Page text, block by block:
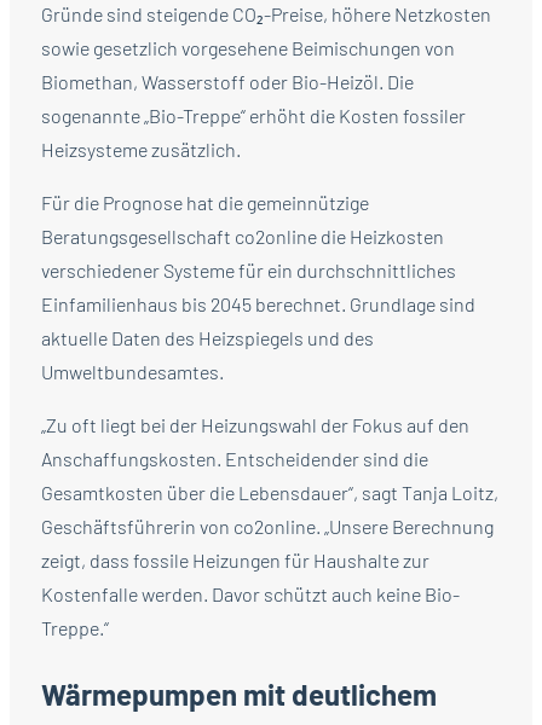
Gründe sind steigende CO₂-Preise, höhere Netzkosten
sowie gesetzlich vorgesehene Beimischungen von
Biomethan, Wasserstoff oder Bio-Heizöl. Die
sogenannte „Bio-Treppe“ erhöht die Kosten fossiler
Heizsysteme zusätzlich.
Für die Prognose hat die gemeinnützige
Beratungsgesellschaft co2online die Heizkosten
verschiedener Systeme für ein durchschnittliches
Einfamilienhaus bis 2045 berechnet. Grundlage sind
aktuelle Daten des Heizspiegels und des
Umweltbundesamtes.
„Zu oft liegt bei der Heizungswahl der Fokus auf den
Anschaffungskosten. Entscheidender sind die
Gesamtkosten über die Lebensdauer“, sagt Tanja Loitz,
Geschäftsführerin von co2online. „Unsere Berechnung
zeigt, dass fossile Heizungen für Haushalte zur
Kostenfalle werden. Davor schützt auch keine Bio-
Treppe.“
Wärmepumpen mit deutlichem